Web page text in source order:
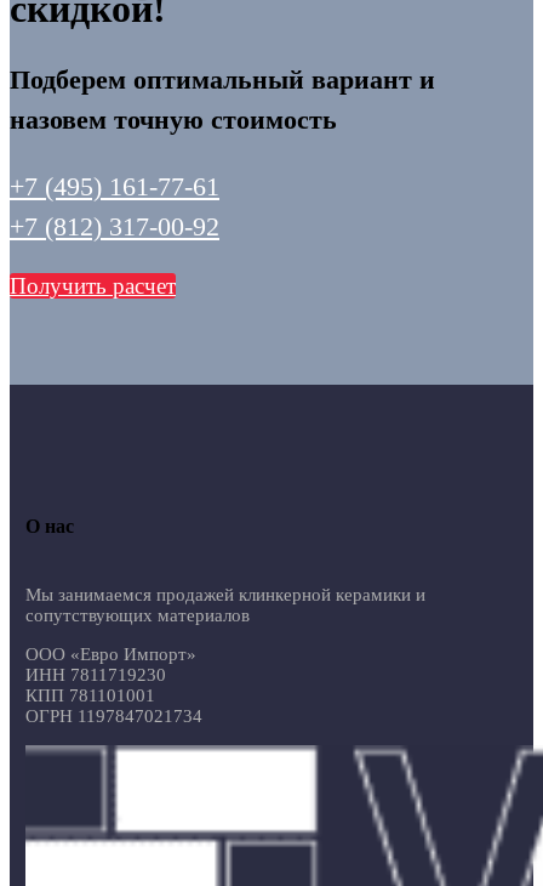
Подберем оптимальный вариант и
назовем точную стоимость
+7 (495) 161-77-61
+7 (812) 317-00-92
Получить расчет
О нас
Мы занимаемся продажей клинкерной керамики и
сопутствующих материалов
ООО «Евро Импорт»
ИНН 7811719230
КПП 781101001
ОГРН 1197847021734